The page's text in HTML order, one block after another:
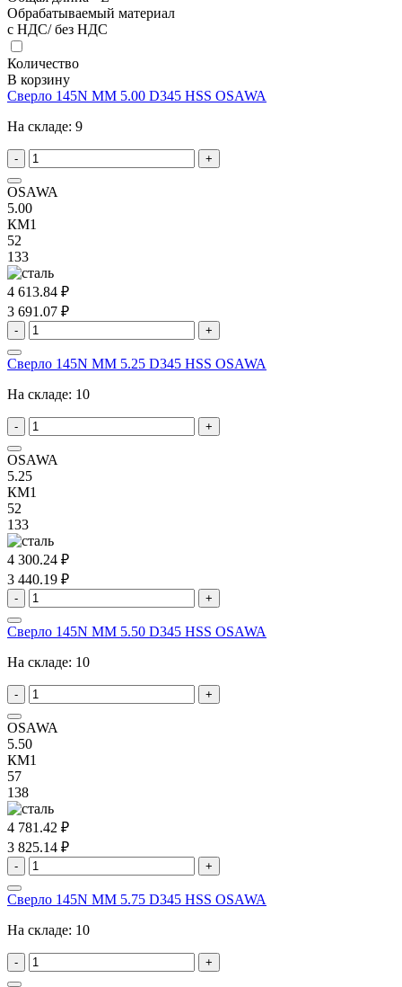
Обрабатываемый материал
с НДС/ без НДС
Количество
В корзину
Сверло 145N MM 5.00 D345 HSS OSAWA
На складе: 9
- +
OSAWA
5.00
КМ1
52
133
4 613.84 ₽
3 691.07 ₽
- +
Сверло 145N MM 5.25 D345 HSS OSAWA
На складе: 10
- +
OSAWA
5.25
КМ1
52
133
4 300.24 ₽
3 440.19 ₽
- +
Сверло 145N MM 5.50 D345 HSS OSAWA
На складе: 10
- +
OSAWA
5.50
КМ1
57
138
4 781.42 ₽
3 825.14 ₽
- +
Сверло 145N MM 5.75 D345 HSS OSAWA
На складе: 10
- +